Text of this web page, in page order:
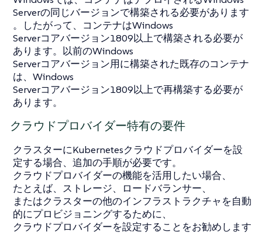
Serverの同じバージョンで構築される必要があります
。したがって、コンテナはWindows
Serverコアバージョン1809以上で構築される必要が
あります。以前のWindows
Serverコアバージョン用に構築された既存のコンテナ
は、Windows
Serverコアバージョン1809以上で再構築する必要が
あります。
クラウドプロバイダー特有の要件
クラスターにKubernetesクラウドプロバイダーを設
定する場合、追加の手順が必要です。
クラウドプロバイダーの機能を活用したい場合、
たとえば、ストレージ、ロードバランサー、
またはクラスターの他のインフラストラクチャを自動
的にプロビジョニングするために、
クラウドプロバイダーを設定することをお勧めします